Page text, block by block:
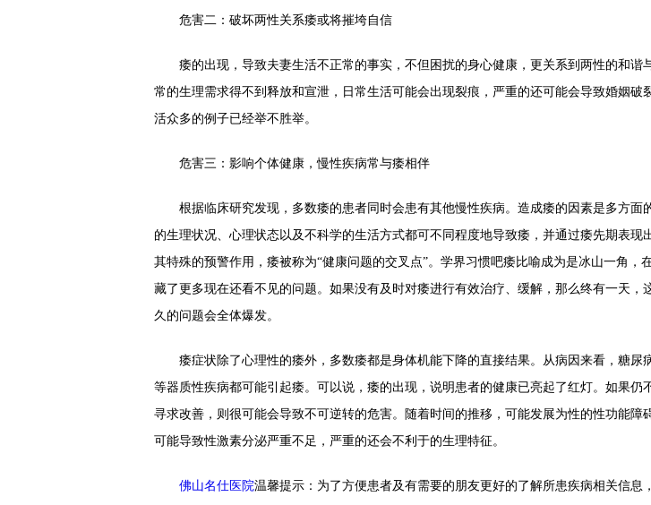
危害二：破坏两性关系痿或将摧垮自信
痿的出现，导致夫妻生活不正常的事实，不但困扰的身心健康，更关系到两性的和谐
常的生理需求得不到释放和宣泄，日常生活可能会出现裂痕，严重的还可能会导致婚姻破
活众多的例子已经举不胜举。
危害三：影响个体健康，慢性疾病常与痿相伴
根据临床研究发现，多数痿的患者同时会患有其他慢性疾病。造成痿的因素是多方面
的生理状况、心理状态以及不科学的生活方式都可不同程度地导致痿，并通过痿先期表现
其特殊的预警作用，痿被称为“健康问题的交叉点”。学界习惯吧痿比喻成为是冰山一角，
藏了更多现在还看不见的问题。如果没有及时对痿进行有效治疗、缓解，那么终有一天，
久的问题会全体爆发。
痿症状除了心理性的痿外，多数痿都是身体机能下降的直接结果。从病因来看，糖尿
等器质性疾病都可能引起痿。可以说，痿的出现，说明患者的健康已亮起了红灯。如果仍
寻求改善，则很可能会导致不可逆转的危害。随着时间的推移，可能发展为性的性功能障
可能导致性激素分泌严重不足，严重的还会不利于的生理特征。
佛山名仕医院温馨提示：为了方便患者及有需要的朋友更好的了解所患疾病相关信息